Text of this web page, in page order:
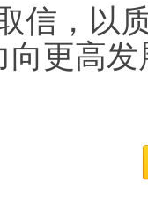
信，以
更高